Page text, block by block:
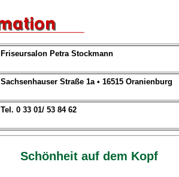
Friseursalon Petra Stockmann
Sachsenhauser Straße 1a • 16515 Oranienburg
Tel. 0 33 01/ 53 84 62
Schönheit auf dem Kopf